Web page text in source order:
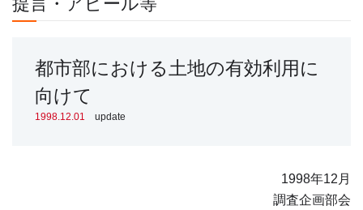
都市部における土地の有効利用に
向けて
1998.12.01 update
1998年12月
調査企画部会